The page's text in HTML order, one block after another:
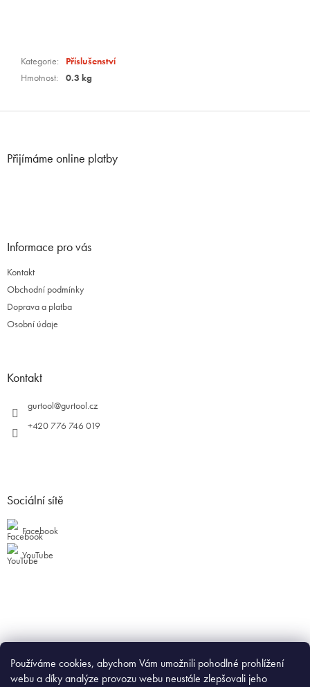
Používáme cookies, abychom Vám umožnili pohodlné prohlížení
webu a díky analýze provozu webu neustále zlepšovali jeho
Kategorie:
Příslušenství
Hmotnost: 0.3 kg
Přijímáme online platby
Informace pro vás
Kontakt
Obchodní podmínky
Doprava a platba
Osobní údaje
Kontakt
gurtool@gurtool.cz
+420 776 746 019
Sociální sítě
Facebook
YouTube